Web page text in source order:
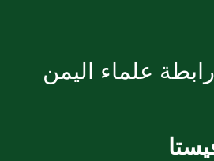
علماء اليمن